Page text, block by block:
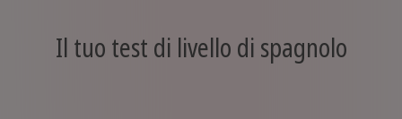
Il tuo test di livello di spagnolo